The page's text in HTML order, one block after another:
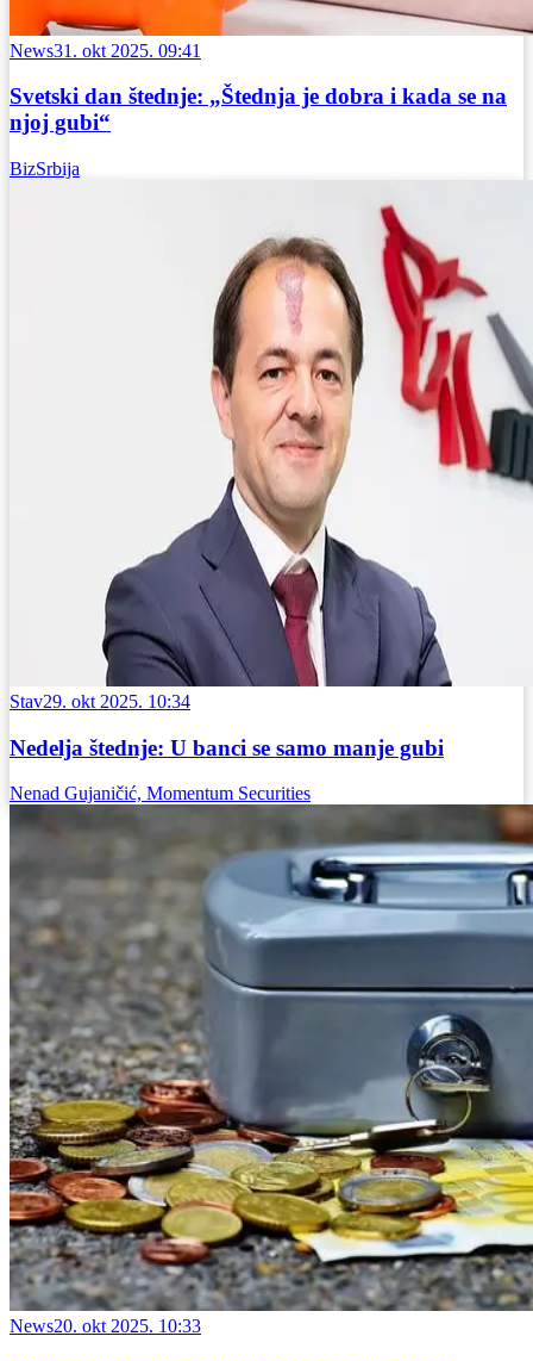
News31. okt 2025. 09:41
Svetski dan štednje: „Štednja je dobra i kada se na
njoj gubi“
BizSrbija
Stav29. okt 2025. 10:34
Nedelja štednje: U banci se samo manje gubi
Nenad Gujaničić, Momentum Securities
News20. okt 2025. 10:33